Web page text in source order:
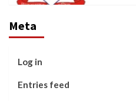
Meta
Log in
Entries feed